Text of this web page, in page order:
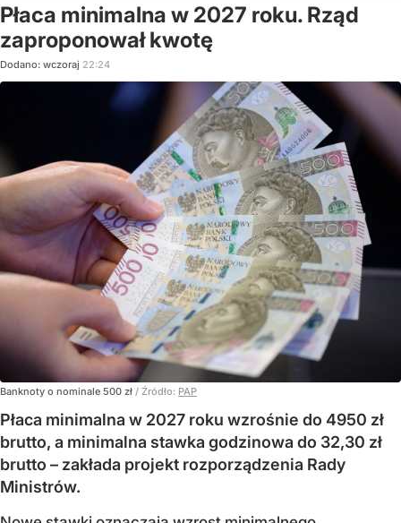
Płaca minimalna w 2027 roku. Rząd
zaproponował kwotę
Dodano: wczoraj 22:24
Banknoty o nominale 500 zł / Źródło: PAP
Płaca minimalna w 2027 roku wzrośnie do 4950 zł
brutto, a minimalna stawka godzinowa do 32,30 zł
brutto – zakłada projekt rozporządzenia Rady
Ministrów.